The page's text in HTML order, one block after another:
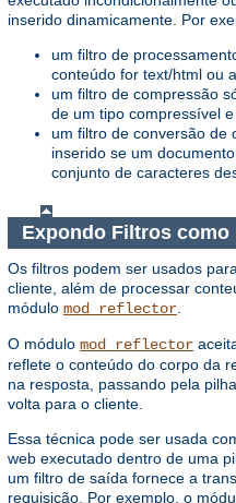
inserido dinamicamente. Por
um filtro de
conteúdo for text/html ou
um filtro de compressão
de um tipo compressível
um filtro de conversão de
inserido se um
conjunto de caracteres
Expondo Filtros como
Os filtros podem ser usados
cliente, além de processar
módulo mod_reflector
O módulo mod_reflector
reflete o conteúdo do corpo da
na resposta, passando pela
volta para o cliente.
Essa técnica pode ser usada
web executado dentro de uma
um filtro de saída fornece a
requisição. Por exemplo, o